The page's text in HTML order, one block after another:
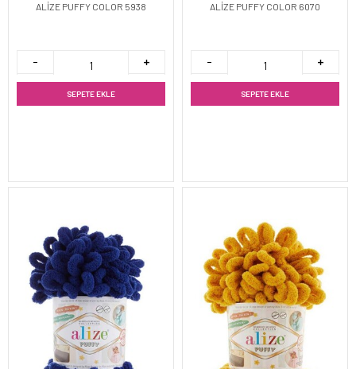
ALİZE PUFFY COLOR 5938
SEPETE EKLE
ALİZE PUFFY COLOR 6070
SEPETE EKLE